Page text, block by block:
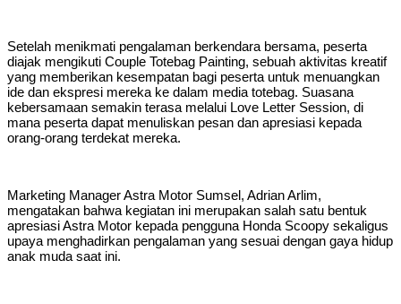
Setelah menikmati pengalaman berkendara bersama, peserta
diajak mengikuti Couple Totebag Painting, sebuah aktivitas kreatif
yang memberikan kesempatan bagi peserta untuk menuangkan
ide dan ekspresi mereka ke dalam media totebag. Suasana
kebersamaan semakin terasa melalui Love Letter Session, di
mana peserta dapat menuliskan pesan dan apresiasi kepada
orang-orang terdekat mereka.
Marketing Manager Astra Motor Sumsel, Adrian Arlim,
mengatakan bahwa kegiatan ini merupakan salah satu bentuk
apresiasi Astra Motor kepada pengguna Honda Scoopy sekaligus
upaya menghadirkan pengalaman yang sesuai dengan gaya hidup
anak muda saat ini.